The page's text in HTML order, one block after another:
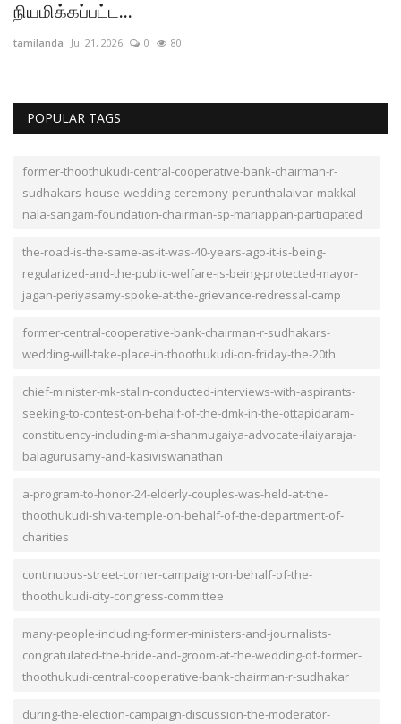
நியமிக்கப்பட்ட...
tamilanda Jul 21, 2026 0 80
POPULAR TAGS
former-thoothukudi-central-cooperative-bank-chairman-r-
sudhakars-house-wedding-ceremony-perunthalaivar-makkal-
nala-sangam-foundation-chairman-sp-mariappan-participated
the-road-is-the-same-as-it-was-40-years-ago-it-is-being-
regularized-and-the-public-welfare-is-being-protected-mayor-
jagan-periyasamy-spoke-at-the-grievance-redressal-camp
former-central-cooperative-bank-chairman-r-sudhakars-
wedding-will-take-place-in-thoothukudi-on-friday-the-20th
chief-minister-mk-stalin-conducted-interviews-with-aspirants-
seeking-to-contest-on-behalf-of-the-dmk-in-the-ottapidaram-
constituency-including-mla-shanmugaiya-advocate-ilaiyaraja-
balagurusamy-and-kasiviswanathan
a-program-to-honor-24-elderly-couples-was-held-at-the-
thoothukudi-shiva-temple-on-behalf-of-the-department-of-
charities
continuous-street-corner-campaign-on-behalf-of-the-
thoothukudi-city-congress-committee
many-people-including-former-ministers-and-journalists-
congratulated-the-bride-and-groom-at-the-wedding-of-former-
thoothukudi-central-cooperative-bank-chairman-r-sudhakar
during-the-election-campaign-discussion-the-moderator-